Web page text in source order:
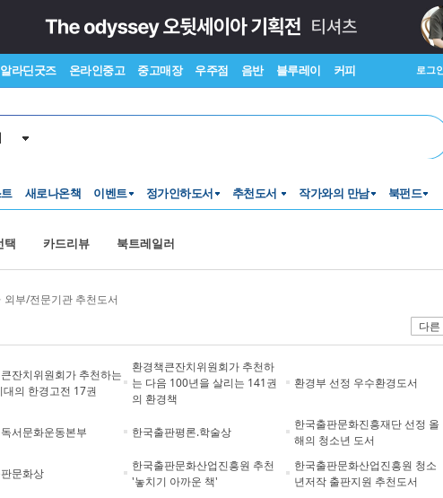
알라딘굿즈 온라인중고 중고매장 우주점 음반 블루레이 커피 로그
새로나온책 이벤트 정가인하도서 추천도서 작가와의 만남 북펀드
택 카드리뷰 북트레일러
외부/전문기관 추천도서
다
잔치위원회가 추천하는
대의 한경고전 17권
환경책큰잔치위원회가 추천하
는 다음 100년을 살리는 141권
의 환경책
환경부 선정 우수환경도서
서문화운동본부 한국출판평론.학술상
한국출판문화진흥재단 선정 올
해의 청소년 도서
문화상
한국출판문화산업진흥원 추천
'놓치기 아까운 책'
한국출판문화산업진흥원 청소
년저작 출판지원 추천도서